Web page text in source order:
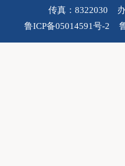
传真：8322030 办
鲁ICP备05014591号-2